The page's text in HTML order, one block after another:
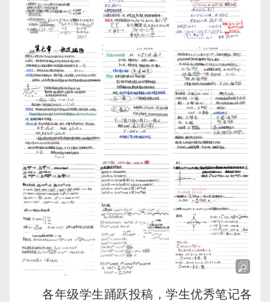
各年级学生踊跃投稿，学生优秀笔记各